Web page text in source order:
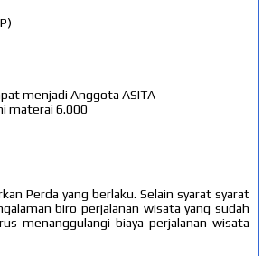
menjadi Anggota ASITA
materai 6.000
Perda yang berlaku. Selain syarat syarat
biro perjalanan wisata yang sudah
menanggulangi biaya perjalanan wisata